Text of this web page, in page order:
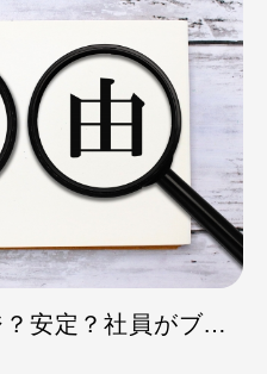
やりがい？チャレンジ？安定？社員がブックオフを選んだ理由